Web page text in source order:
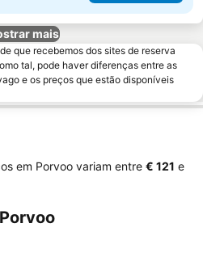
mais
que recebemos dos sites de reserva
tal, pode haver diferenças entre as
e os preços que estão disponíveis
em Porvoo variam entre ‎€ 121 e